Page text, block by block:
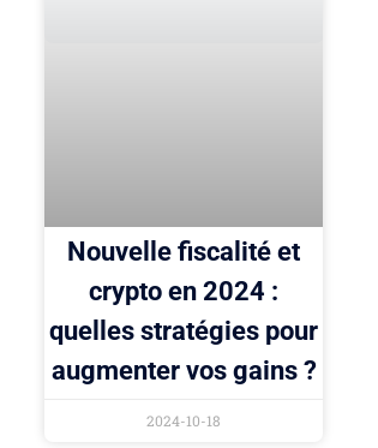
Nouvelle fiscalité et
crypto en 2024 :
quelles stratégies pour
augmenter vos gains ?
2024-10-18